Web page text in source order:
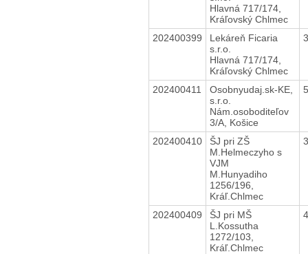
Hlavná 717/174,
Kráľovský Chlmec
202400399
Lekáreň Ficaria
s.r.o.
Hlavná 717/174,
Kráľovský Chlmec
202400411
Osobnyudaj.sk-KE,
s.r.o.
Nám.osoboditeľov
3/A, Košice
202400410
ŠJ pri ZŠ
M.Helmeczyho s
VJM
M.Hunyadiho
1256/196,
Kráľ.Chlmec
202400409
ŠJ pri MŠ
L.Kossutha
1272/103,
Kráľ.Chlmec